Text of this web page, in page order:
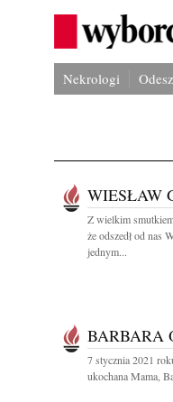
Nekrologi
WIESŁAW
Z wielkim
że odszedł od nas
jednym...
BARBARA
7 stycznia 2021
ukochana Mama,